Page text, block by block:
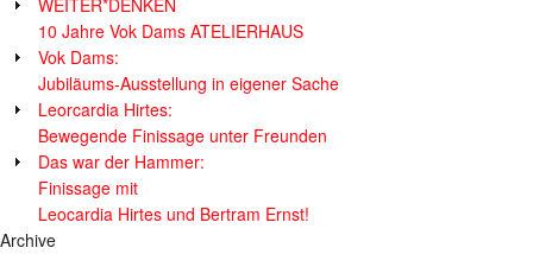
WEITER*DENKEN
10 Jahre Vok Dams ATELIERHAUS
Vok Dams:
Jubiläums-Ausstellung in eigener Sache
Leorcardia Hirtes:
Bewegende Finissage unter Freunden
Das war der Hammer:
Finissage mit
Leocardia Hirtes und Bertram Ernst!
Archive